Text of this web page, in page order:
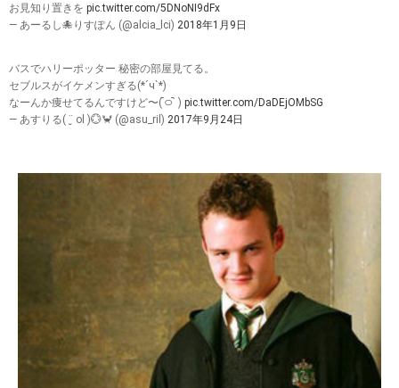
お見知り置きを pic.twitter.com/5DNoNI9dFx
— あーるし🐙りすぽん (@alcia_lci) 2018年1月9日
バスでハリーポッター 秘密の部屋見てる。
セブルスがイケメンすぎる(*´ч`*)
なーんか痩せてるんですけど〜( ᷇࿀ ᷆ ) pic.twitter.com/DaDEjOMbSG
— あすりる( ¨̮ ol )💮🦀 (@asu_ril) 2017年9月24日